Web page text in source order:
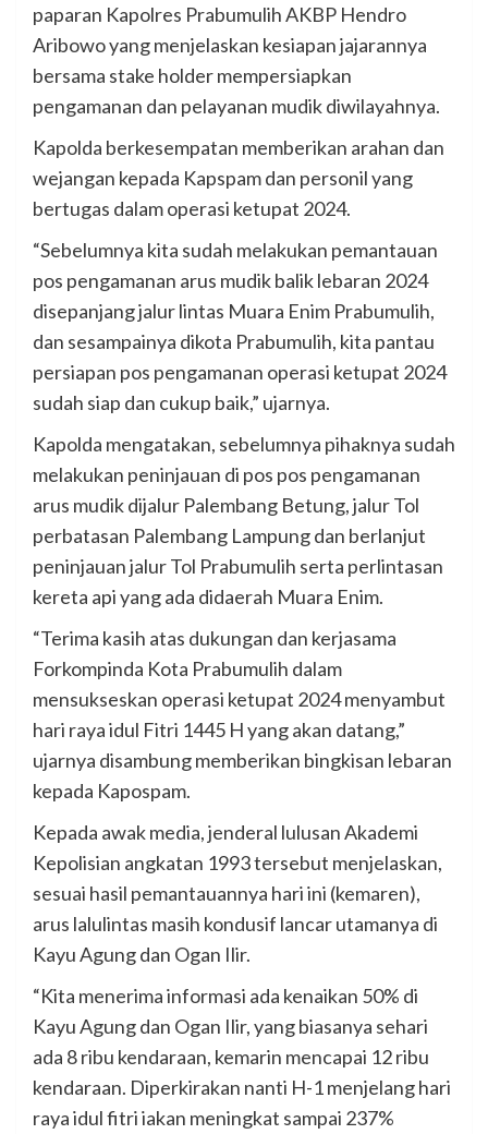
paparan Kapolres Prabumulih AKBP Hendro
Aribowo yang menjelaskan kesiapan jajarannya
bersama stake holder mempersiapkan
pengamanan dan pelayanan mudik diwilayahnya.
Kapolda berkesempatan memberikan arahan dan
wejangan kepada Kapspam dan personil yang
bertugas dalam operasi ketupat 2024.
“Sebelumnya kita sudah melakukan pemantauan
pos pengamanan arus mudik balik lebaran 2024
disepanjang jalur lintas Muara Enim Prabumulih,
dan sesampainya dikota Prabumulih, kita pantau
persiapan pos pengamanan operasi ketupat 2024
sudah siap dan cukup baik,” ujarnya.
Kapolda mengatakan, sebelumnya pihaknya sudah
melakukan peninjauan di pos pos pengamanan
arus mudik dijalur Palembang Betung, jalur Tol
perbatasan Palembang Lampung dan berlanjut
peninjauan jalur Tol Prabumulih serta perlintasan
kereta api yang ada didaerah Muara Enim.
“Terima kasih atas dukungan dan kerjasama
Forkompinda Kota Prabumulih dalam
mensukseskan operasi ketupat 2024 menyambut
hari raya idul Fitri 1445 H yang akan datang,”
ujarnya disambung memberikan bingkisan lebaran
kepada Kapospam.
Kepada awak media, jenderal lulusan Akademi
Kepolisian angkatan 1993 tersebut menjelaskan,
sesuai hasil pemantauannya hari ini (kemaren),
arus lalulintas masih kondusif lancar utamanya di
Kayu Agung dan Ogan Ilir.
“Kita menerima informasi ada kenaikan 50% di
Kayu Agung dan Ogan Ilir, yang biasanya sehari
ada 8 ribu kendaraan, kemarin mencapai 12 ribu
kendaraan. Diperkirakan nanti H-1 menjelang hari
raya idul fitri iakan meningkat sampai 237%